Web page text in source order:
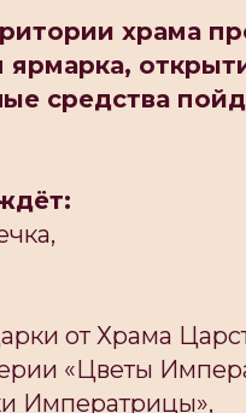
храма
ярмарка,
средства
от Храма
«Цветы
Императрицы»,